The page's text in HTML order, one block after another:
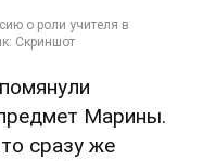
Марины.
сразу же